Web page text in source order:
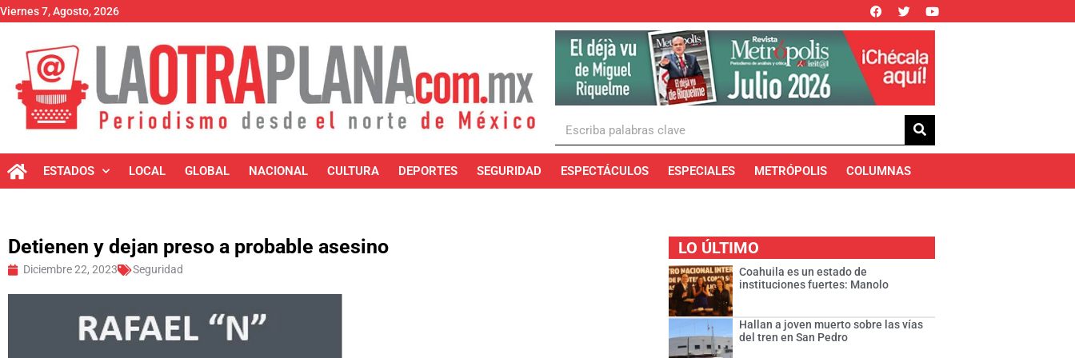
Viernes 7, Agosto, 2026
ESTADOS LOCAL GLOBAL NACIONAL CULTURA DEPORTES SEGURIDAD ESPECTÁCULOS ESPECIALES METRÓPOLIS COLUMNAS
Detienen y dejan preso a probable asesino
Diciembre 22, 2023 Seguridad
LO ÚLTIMO
Coahuila es un estado de
instituciones fuertes: Manolo
Hallan a joven muerto sobre las vías
del tren en San Pedro